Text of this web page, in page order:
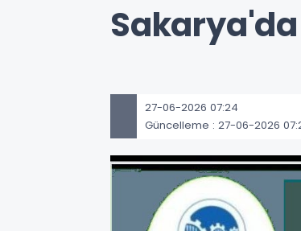
27-06-2026 07:24
Güncelleme : 27-06-2026